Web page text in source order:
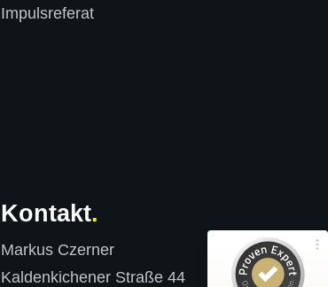
Impulsreferat
Kontakt
Markus Czerner
Kaldenkichener Straße 44
313
Bewertungen auf
ProvenExpert.com
Bewertungen von 5
anderen Quellen